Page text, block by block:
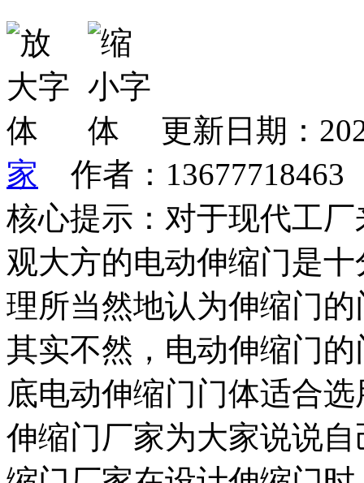
更新日期：
家 作者：
核心提示：对于现代工
观大方的电动伸缩门是
理所当然地认为伸缩门
其实不然，电动伸缩门
底电动伸缩门门体适合
伸缩门厂家为大家说说